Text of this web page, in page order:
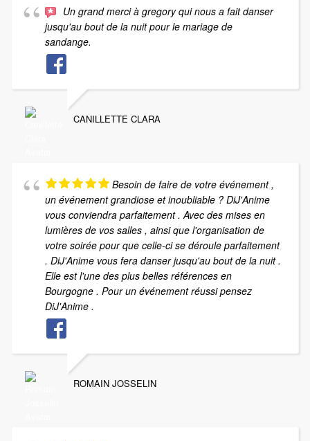
Un grand merci à gregory qui nous a fait danser
jusqu'au bout de la nuit pour le mariage de
sandange.
CANILLETTE CLARA
Besoin de faire de votre événement ,
un événement grandiose et inoubliable ? DiJ'Anime
vous conviendra parfaitement . Avec des mises en
lumières de vos salles , ainsi que l'organisation de
votre soirée pour que celle-ci se déroule parfaitement
. DiJ'Anime vous fera danser jusqu'au bout de la nuit .
Elle est l'une des plus belles références en
Bourgogne . Pour un événement réussi pensez
DiJ'Anime .
ROMAIN JOSSELIN